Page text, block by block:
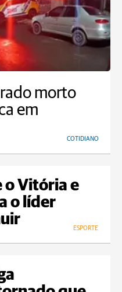
morto
em
COTIDIANO
o Vitória e
o líder
ESPORTE